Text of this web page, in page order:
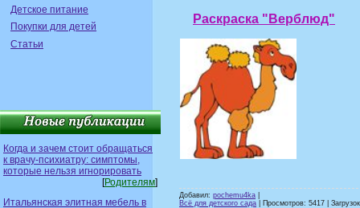
Детское питание
Покупки для детей
Статьи
Когда и зачем стоит обращаться
к врачу-психиатру: симптомы,
которые нельзя игнорировать
[Родителям]
Итальянская элитная мебель в
Раскраска "Верблюд"
Добавил: pochemu4ka
Всё для детского сада | Просмотров: 5417 |